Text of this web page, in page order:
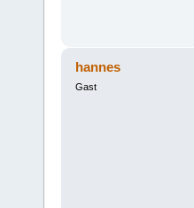
hannes
Gast